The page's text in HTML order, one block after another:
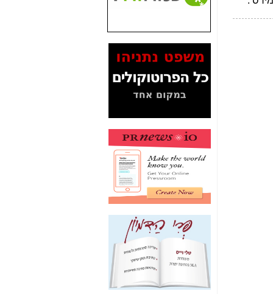
המסמכים בנושא בזק-
Yes (תיק 4000)
מוכיחים "תפירת תיק"
לאיש הלא נכון! -כאן
עובדות ומסמכים
האם ביבי כשר
תקשורת עזר לקב'
בזק? -כאן
מה מקור ה-Fake
News שהביא לתפירת
תיק לביבי והעלמת
החשודים הנכונים -כאן
אחת הרגליים של "תיק
4000 התפור"
התמוטטה היום
בניצחון (כפול) של בזק
-
כאן
איך כתבות מפנקות